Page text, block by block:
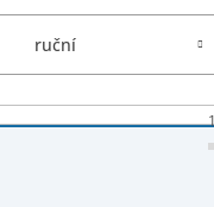
ruční